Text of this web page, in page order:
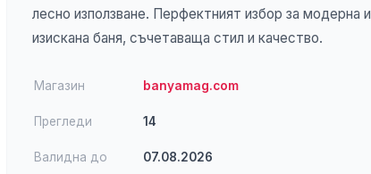
лесно използване. Перфектният избор за модерна и
изискана баня, съчетаваща стил и качество.
Магазин banyamag.com
Прегледи 14
Валидна до 07.08.2026